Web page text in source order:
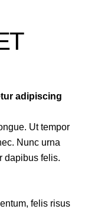
adipiscing
Ut tempor
Nunc urna
dapibus felis.
felis risus